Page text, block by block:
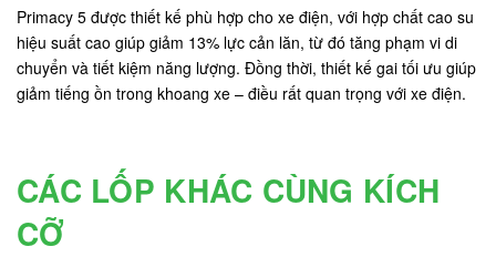
Primacy 5 được thiết kế phù hợp cho xe điện, với hợp chất cao su
hiệu suất cao giúp giảm 13% lực cản lăn, từ đó tăng phạm vi di
chuyển và tiết kiệm năng lượng. Đồng thời, thiết kế gai tối ưu giúp
giảm tiếng ồn trong khoang xe – điều rất quan trọng với xe điện.
CÁC LỐP KHÁC CÙNG KÍCH
CỠ